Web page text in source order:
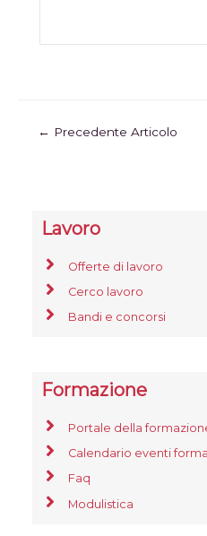
← Precedente Articolo
Lavoro
Offerte di lavoro
Cerco lavoro
Bandi e concorsi
Formazione
Portale della
Calendario eventi
Faq
Modulistica